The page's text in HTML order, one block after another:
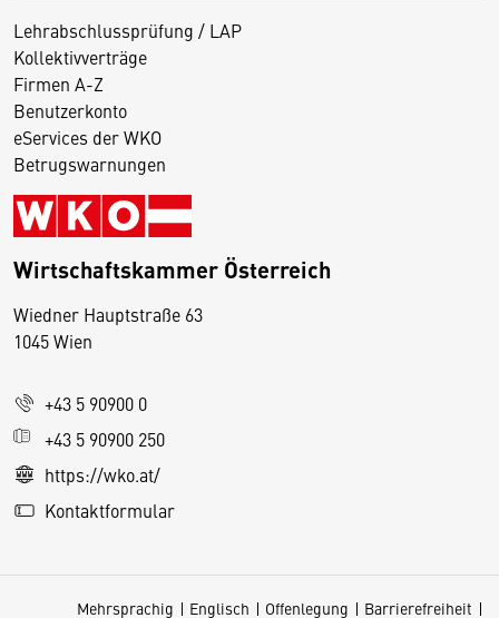
Lehrabschlussprüfung / LAP
Kollektivverträge
Firmen A-Z
Benutzerkonto
eServices der WKO
Betrugswarnungen
Wirtschaftskammer Österreich
Wiedner Hauptstraße 63
1045 Wien
+43 5 90900 0
+43 5 90900 250
https://wko.at/
Kontaktformular
Mehrsprachig Englisch Offenlegung Barrierefreiheit
D
s
e
S
e